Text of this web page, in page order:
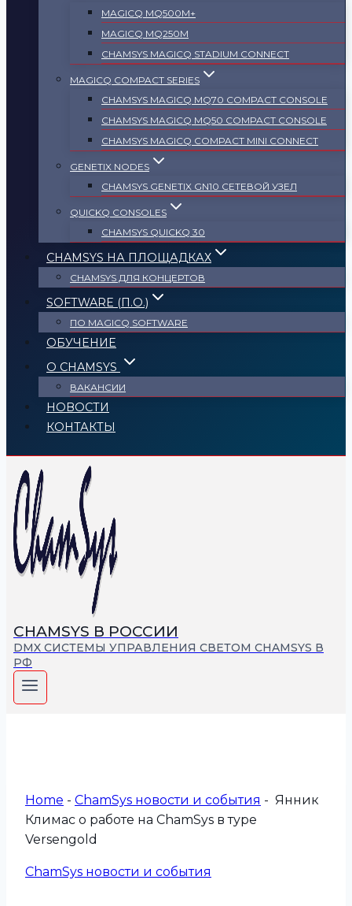
MAGICQ MQ500M+
MAGICQ MQ250M
СHAMSYS MAGICQ STADIUM CONNECT
MAGICQ COMPACT SERIES
СHAMSYS MAGICQ MQ70 COMPACT CONSOLE
СHAMSYS MAGICQ MQ50 COMPACT CONSOLE
СHAMSYS MAGICQ COMPACT MINI CONNECT
GENETIX NODES
СHAMSYS GENETIX GN10 СЕТЕВОЙ УЗЕЛ
QUICKQ CONSOLES
CHAMSYS QUICKQ 30
CHAMSYS НА ПЛОЩАДКАХ
CHAMSYS ДЛЯ КОНЦЕРТОВ
SOFTWARE (П.О.)
ПО MAGICQ SOFTWARE
ОБУЧЕНИЕ
О CHAMSYS
ВАКАНСИИ
НОВОСТИ
КОНТАКТЫ
СHAMSYS В РОССИИ
DMX СИСТЕМЫ УПРАВЛЕНИЯ СВЕТОМ CHAMSYS В
РФ
Home - СhamSys новости и события - Янник
Климас о работе на ChamSys в туре
Versengold
СhamSys новости и события